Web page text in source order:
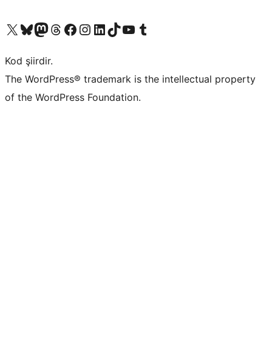
X (eski Twitter) hesabımıza bakın
Bluesky hesabımızı ziyaret edinMastodon hesabımızı ziyaret edinThreads hesabımızı ziyaret edinFacebook sayfamızı ziyaret edinInstagram hesabımızı ziyaret edinLinkedIn hesabımızı ziyaret edinTikTok hesabımızı ziyaret edinYouTube kanalımızı ziyaret edinTumblr hesabımızı ziyaret edin
Kod şiirdir.
The WordPress® trademark is the intellectual property
of the WordPress Foundation.